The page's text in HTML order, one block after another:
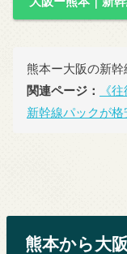
熊本ー大阪の新幹
関連ページ：
《
新幹線パックが格
熊本から大